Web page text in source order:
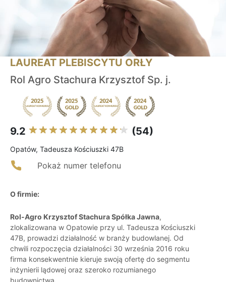
LAUREAT PLEBISCYTU ORŁY
Rol Agro Stachura Krzysztof Sp. j.
9.2 (54)
Opatów, Tadeusza Kościuszki 47B
Pokaż numer telefonu
O firmie:
Rol-Agro Krzysztof Stachura Spółka Jawna,
zlokalizowana w Opatowie przy ul. Tadeusza Kościuszki
47B, prowadzi działalność w branży budowlanej. Od
chwili rozpoczęcia działalności 30 września 2016 roku
firma konsekwentnie kieruje swoją ofertę do segmentu
inżynierii lądowej oraz szeroko rozumianego
budownictwa.